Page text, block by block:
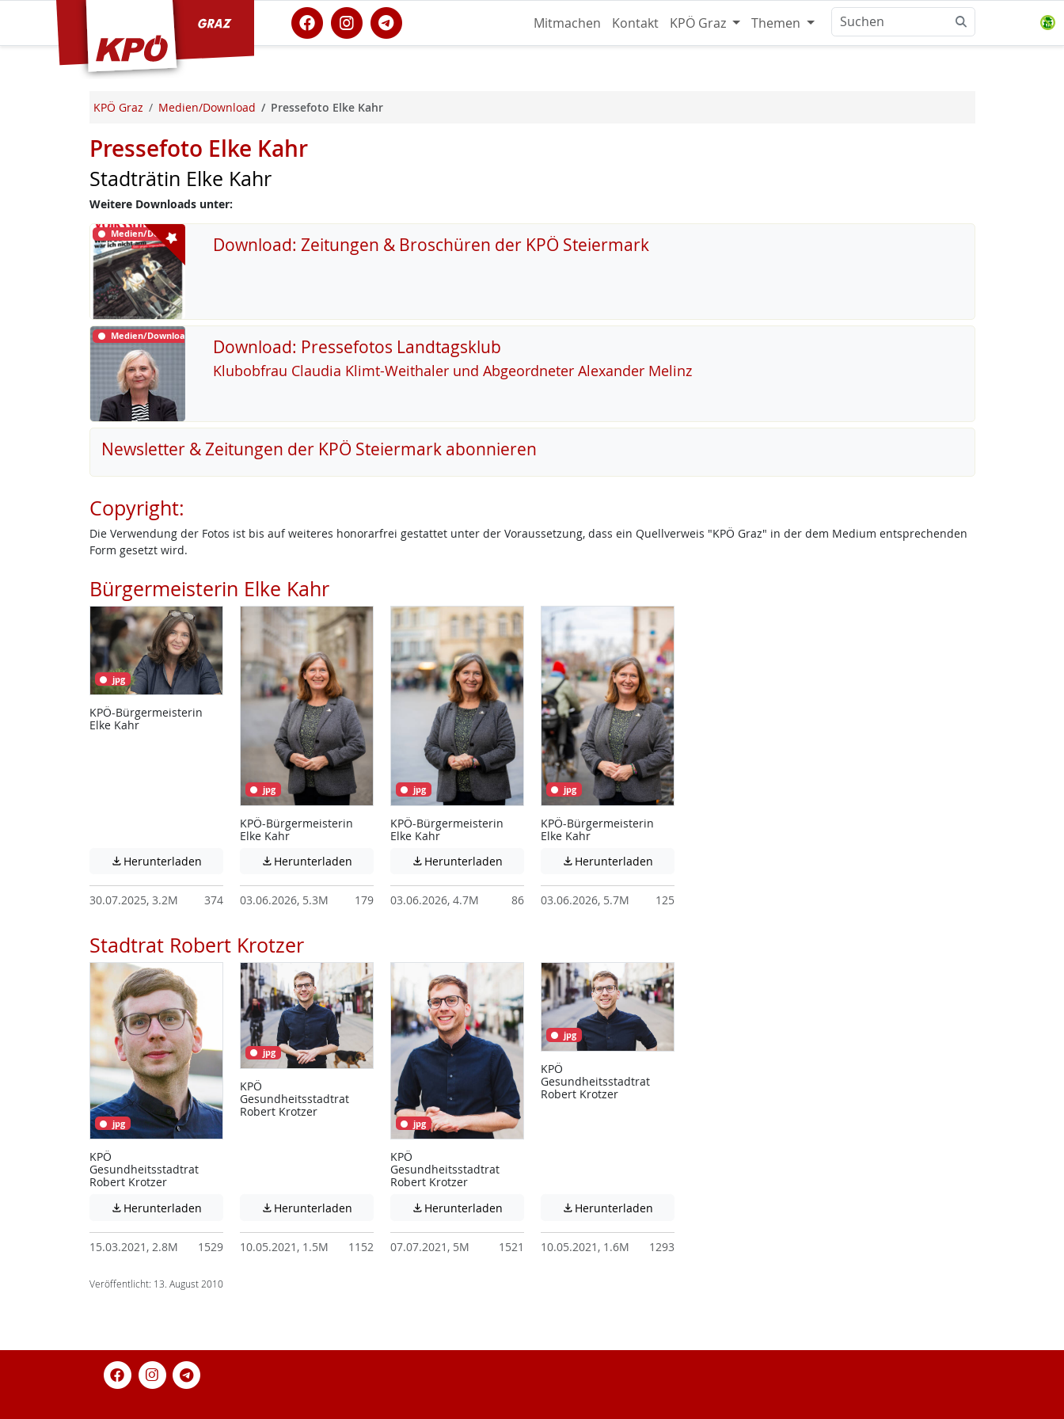
Mitmachen Kontakt KPÖ Graz Themen
KPÖ Graz Medien/Download Pressefoto Elke Kahr
Pressefoto Elke Kahr
Stadträtin Elke Kahr
Weitere Downloads unter:
Medien/Download Download: Zeitungen & Broschüren der KPÖ Steiermark
Medien/Download Download: Pressefotos Landtagsklub
Klu­b­ob­frau Clau­dia Klimt-Weitha­ler und Ab­ge­ord­ne­ter Alex­an­der Me­linz
Newsletter & Zeitungen der KPÖ Steiermark abonnieren
Copyright:
Die Verwendung der Fotos ist bis auf weiteres honorarfrei gestattet unter der Voraussetzung, dass ein Quellverweis "KPÖ Graz" in der dem Medium entsprechenden
Form gesetzt wird.
Bürgermeisterin Elke Kahr
jpg
KPÖ-Bürgermeisterin
Elke Kahr
 Herunterladen Achtung: Diese Datei enthält unter Umständen nicht barrierefreie Inhalte!
30.07.2025, 3.2M 374
jpg
KPÖ-Bürgermeisterin
Elke Kahr
 Herunterladen Achtung: Diese Datei enthält unter Umständen nicht barrierefreie Inhalte!
03.06.2026, 5.3M 179
jpg
KPÖ-Bürgermeisterin
Elke Kahr
 Herunterladen Achtung: Diese Datei enthält unter Umständen nicht barrierefreie Inhalte!
03.06.2026, 4.7M 86
jpg
KPÖ-Bürgermeisterin
Elke Kahr
 Herunterladen
03.06.2026, 5.7M 125
Stadtrat Robert Krotzer
jpg
KPÖ
Gesundheitsstadtrat
Robert Krotzer
 Herunterladen Achtung: Diese Datei enthält unter Umständen nicht barrierefreie Inhalte!
15.03.2021, 2.8M 1529
jpg
KPÖ
Gesundheitsstadtrat
Robert Krotzer
 Herunterladen Achtung: Diese Datei enthält unter Umständen nicht barrierefreie Inhalte!
10.05.2021, 1.5M 1152
jpg
KPÖ
Gesundheitsstadtrat
Robert Krotzer
 Herunterladen Achtung: Diese Datei enthält unter Umständen nicht barrierefreie Inhalte!
07.07.2021, 5M 1521
jpg
KPÖ
Gesundheitsstadtrat
Robert Krotzer
 Herunterladen
10.05.2021, 1.6M 1293
Veröffentlicht: 13. August 2010